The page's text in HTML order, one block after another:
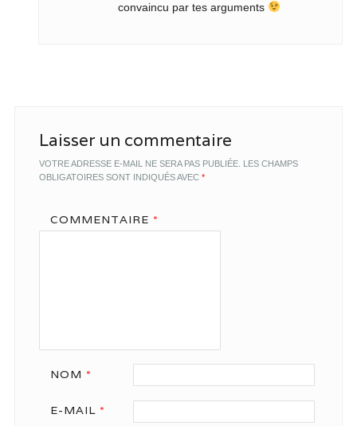
convaincu par tes arguments
Laisser un commentaire
VOTRE ADRESSE E-MAIL NE SERA PAS PUBLIÉE. LES CHAMPS
OBLIGATOIRES SONT INDIQUÉS AVEC *
COMMENTAIRE *
NOM *
E-MAIL *